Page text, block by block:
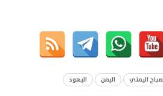
اليمني اليمن اليهود